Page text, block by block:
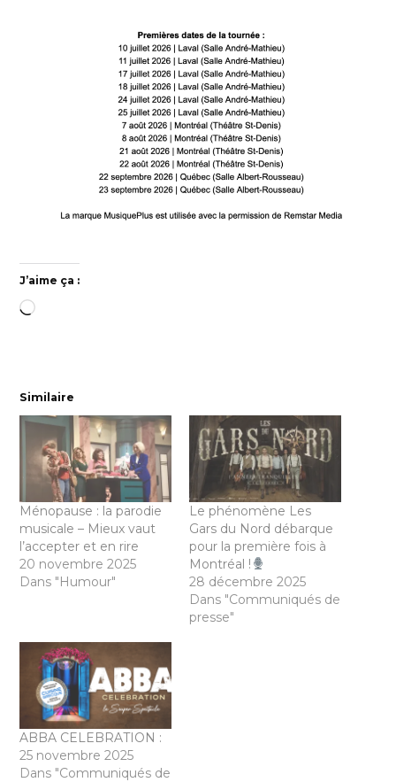
J’aime ça :
Chargement…
Similaire
Ménopause : la parodie
musicale – Mieux vaut
l’accepter et en rire
20 novembre 2025
Dans "Humour"
Le phénomène Les
Gars du Nord débarque
pour la première fois à
Montréal !
28 décembre 2025
Dans "Communiqués de
presse"
ABBA CELEBRATION :
25 novembre 2025
Dans "Communiqués de